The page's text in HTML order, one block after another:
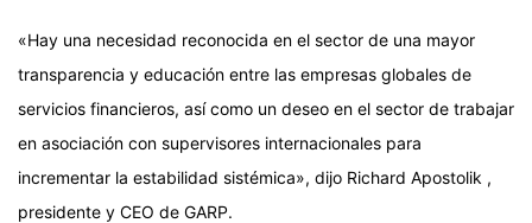
«Hay una necesidad reconocida en el sector de una mayor
transparencia y educación entre las empresas globales de
servicios financieros, así como un deseo en el sector de trabajar
en asociación con supervisores internacionales para
incrementar la estabilidad sistémica», dijo Richard Apostolik ,
presidente y CEO de GARP.